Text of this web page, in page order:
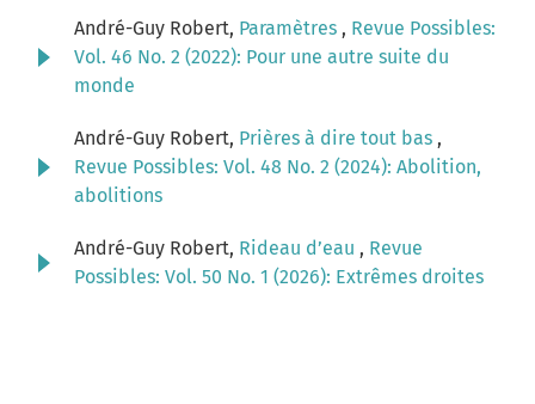
André-Guy Robert, Paramètres , Revue Possibles:
Vol. 46 No. 2 (2022): Pour une autre suite du
monde
André-Guy Robert, Prières à dire tout bas ,
Revue Possibles: Vol. 48 No. 2 (2024): Abolition,
abolitions
André-Guy Robert, Rideau d’eau , Revue
Possibles: Vol. 50 No. 1 (2026): Extrêmes droites